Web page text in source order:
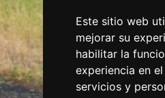
Este sitio web
mejorar su
habilitar la
experiencia en
servicios y